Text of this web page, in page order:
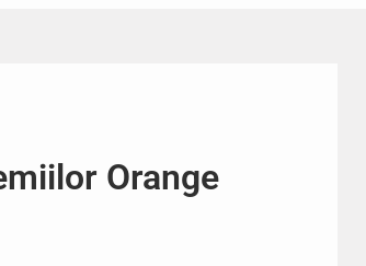
Orange